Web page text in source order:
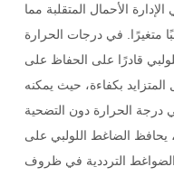
الأحمال المتقلبة مما
متغيرًا. في درجات الحرارة
قادرًا على الحفاظ على
المتزايد بكفاءة، حيث يمكنه
الحرارة دون التضحية
يحافظ الضاغط اللولبي على
الضواغط الترددية في ظروف